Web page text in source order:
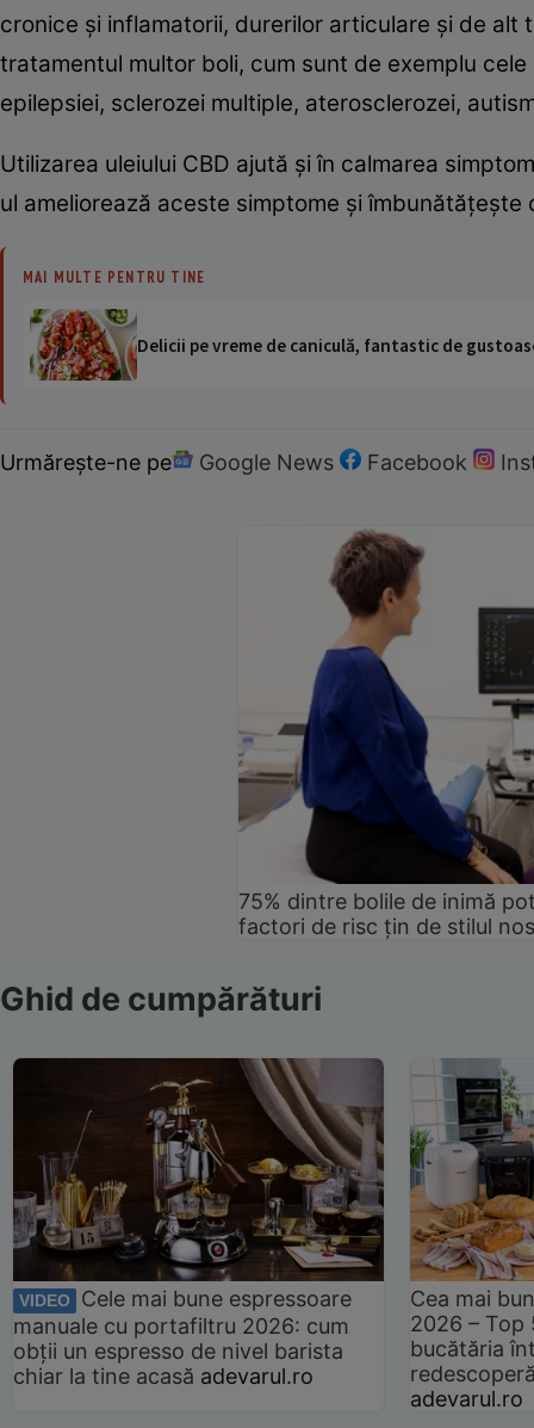
cronice şi inflamatorii, durerilor articulare şi de
tratamentul multor boli, cum sunt de exemplu
epilepsiei, sclerozei multiple, aterosclerozei,
Utilizarea uleiului CBD ajută şi în calmarea
ul ameliorează aceste simptome şi
MAI MULTE PENTRU TINE
Delicii pe vreme de caniculă, fantastic de
Urmărește-ne pe Google News Facebook
75% dintre bolile de inimă
factori de risc țin de stilul
Ghid de cumpărături
VIDEO
Cele mai bune espressoare
manuale cu portafiltru 2026: cum
obții un espresso de nivel barista
chiar la tine acasă adevarul.ro
Cea mai
2026 –
bucătăria
adevarul.ro